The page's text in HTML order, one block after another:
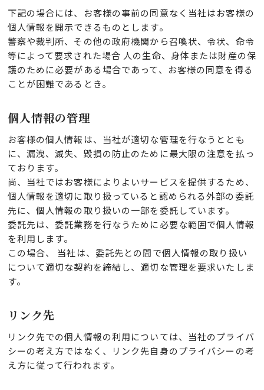
下記の場合には、お客様の事前の同意なく当社はお客様の
個人情報を開示できるものとします。
警察や裁判所、その他の政府機関から召喚状、令状、命令
等によって要求された場合 人の生命、身体または財産の保
護のために必要がある場合であって、お客様の同意を得る
ことが困難であるとき。
個人情報の管理
お客様の個人情報は、当社が適切な管理を行なうととも
に、漏洩、滅失、毀損の防止のために最大限の注意を払っ
ております。
尚、当社ではお客様によりよいサービスを提供するため、
個人情報を適切に取り扱っていると認められる外部の委託
先に、個人情報の取り扱いの一部を委託しています。
委託先は、委託業務を行なうために必要な範囲で個人情報
を利用します。
この場合、 当社は、委託先との間で個人情報の取り扱い
について適切な契約を締結し、適切な管理を要求いたしま
す。
リンク先
リンク先での個人情報の利用については、当社のプライバ
シーの考え方ではなく、リンク先自身のプライバシーの考
え方に従って行われます。